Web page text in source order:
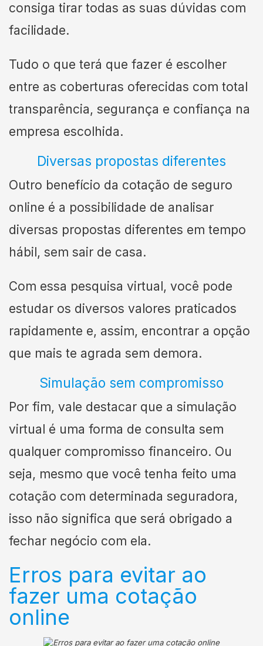
consiga tirar todas as suas dúvidas com
facilidade.
Tudo o que terá que fazer é escolher
entre as coberturas oferecidas com total
transparência, segurança e confiança na
empresa escolhida.
Diversas propostas diferentes
Outro benefício da cotação de seguro
online é a possibilidade de analisar
diversas propostas diferentes em tempo
hábil, sem sair de casa.
Com essa pesquisa virtual, você pode
estudar os diversos valores praticados
rapidamente e, assim, encontrar a opção
que mais te agrada sem demora.
Simulação sem compromisso
Por fim, vale destacar que a simulação
virtual é uma forma de consulta sem
qualquer compromisso financeiro. Ou
seja, mesmo que você tenha feito uma
cotação com determinada seguradora,
isso não significa que será obrigado a
fechar negócio com ela.
Erros para evitar ao
fazer uma cotação
online